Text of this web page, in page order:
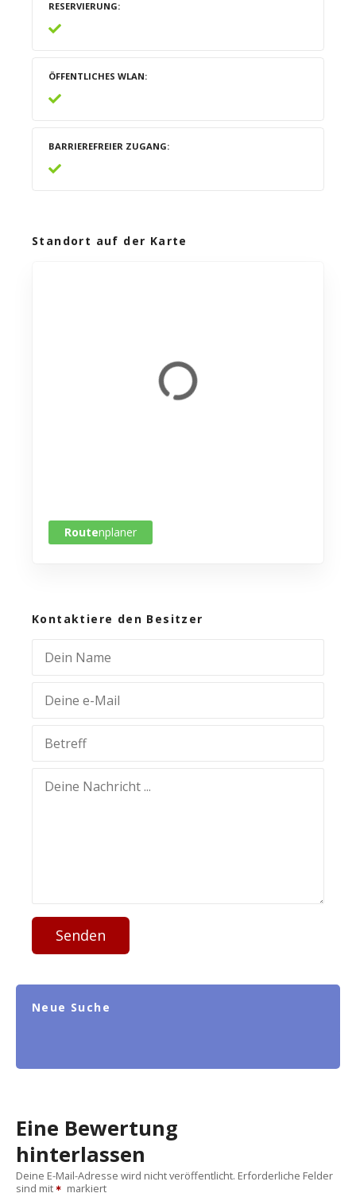
RESERVIERUNG
ÖFFENTLICHES WLAN
BARRIEREFREIER ZUGANG
Standort auf der Karte
Routenplaner
Kontaktiere den Besitzer
Senden
Neue Suche
Eine Bewertung
hinterlassen
Deine E-Mail-Adresse wird nicht veröffentlicht. Erforderliche Felder
sind mit
markiert